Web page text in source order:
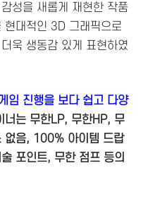
성을 새롭게 재현한 작품
현대적인 3D 그래픽으로
욱 생동감 있게 표현하였
임 진행을 보다 쉽고 다양
너는 무한LP, 무한HP, 무
없음, 100% 아이템 드랍
포인트, 무한 점프 등의